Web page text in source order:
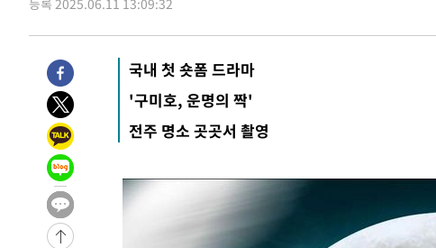
51분 전 >백운산서 80년근 천종산삼 9뿌리 발견…감정가 1.3억원
1시간 전 >선재도서 해루질 나섰다 실종 60대, 닷새 만에 숨진 채 발견
2시간 전 >
남자 농구, 나고야 아시안게임서 '홈팀' 일본과 한일전
2시간 전 >
여수 오동도 해상서 모터보트 전복…1명 사망·1명 실종
3시간 전 >
극한폭염 한풀 꺾이지만…'낮 최고 35도' 무더위, 열대야 계속[다음주
날씨]
4시간 전 >
축구협회 "압수수색·성접대 논란 사과…쇄신의 기회로 삼겠다"
4시간 전 >
7시간 전 >
'최고 37도' 폭염 지속…강원동해안 최대 150㎜ 비
9시간 전 >
[속보]뉴욕증시 상승 마감…S&P 0.6% 나스닥 1.3%↑
-25297초 전 >
이란 "호르무즈 재개방 합의 근접…美 배상 선행돼야"
등록 2025.06.11 13:09:32
국내 첫 숏폼 드라마
'구미호, 운명의 짝'
전주 명소 곳곳서 촬영